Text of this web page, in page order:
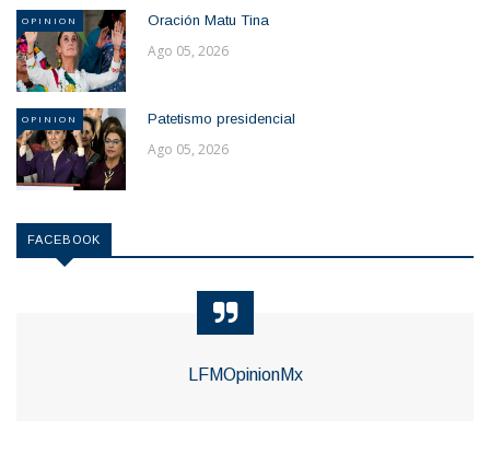
OPINION Oración Matu Tina
Ago 05, 2026
OPINION Patetismo presidencial
Ago 05, 2026
FACEBOOK
LFMOpinionMx